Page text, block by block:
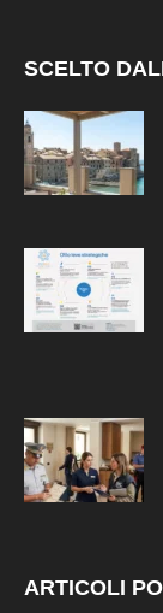
SCELTO
ARTICOLI